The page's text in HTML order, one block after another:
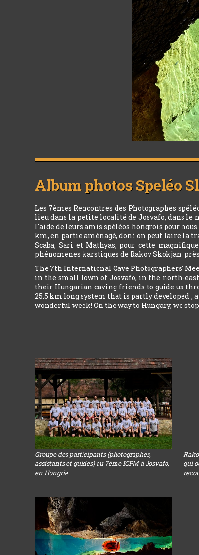
Album photos Speléo
Les 7èmes Rencontres des Photographes
lieu dans la petite localité de Josvafo, dans le
l'aide de leurs amis spéléos hongrois pour
km, en partie aménagé, dont on peut faire la
Scaba, Sari et Mathyas, pour cette
phénomènes karstiques de Rakov Skokjan,
The 7th International Cave Photographers'
in the small town of Josvafo, in the north-
their Hungarian caving friends to guide us
25.5 km long system that is partly developed ,
wonderful week! On the way to Hungary, we
Groupe des participants (photographes,
assistants et guides) au 7ème ICPM à Josvafo,
en Hongrie
qui